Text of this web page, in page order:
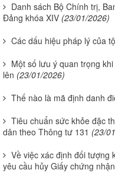
Danh sách Bộ Chính trị,
Đảng khóa XIV (23/01/2026)
Các dấu hiệu pháp lý của
Một số lưu ý quan trọng
lên (23/01/2026)
Thế nào là mã định danh
Tiêu chuẩn sức khỏe đặc
dân theo Thông tư 131 (23/
Về việc xác định đối tượng
yêu cầu hủy Giấy chứng